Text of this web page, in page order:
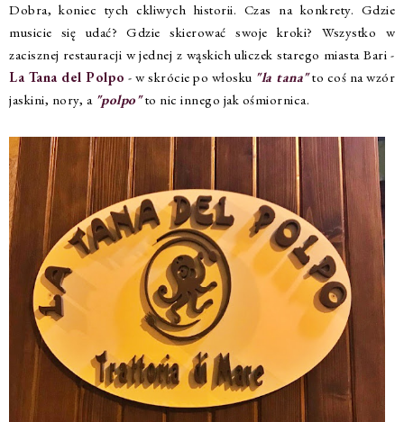
Dobra, koniec tych ckliwych historii. Czas na konkrety. Gdzie
musicie się udać? Gdzie skierować swoje kroki? Wszystko w
zacisznej restauracji w jednej z wąskich uliczek starego miasta Bari -
La Tana del Polpo - w skrócie po włosku "la tana"to coś na wzór
jaskini, nory, a "polpo"to nic innego jak ośmiornica.